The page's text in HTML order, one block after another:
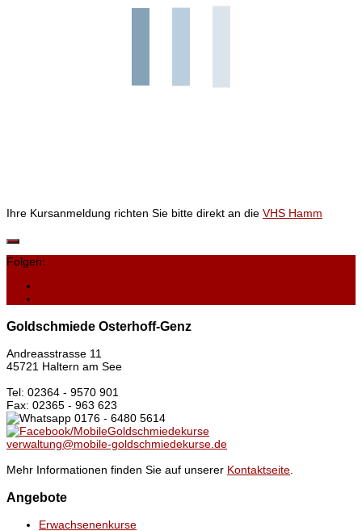
Ihre Kursanmeldung richten Sie bitte direkt an die VHS Hamm
Folgen:
Goldschmiede Osterhoff-Genz
Andreasstrasse 11
45721 Haltern am See
Tel: 02364 - 9570 901
Fax: 02365 - 963 623
0176 - 6480 5614
/MobileGoldschmiedekurse
verwaltung@mobile-goldschmiedekurse.de
Mehr Informationen finden Sie auf unserer Kontaktseite.
Angebote
Erwachsenenkurse